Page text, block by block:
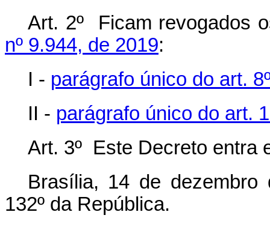
Art. 2º Ficam revogados
nº 9.944, de 2019:
I - parágrafo único do art.
II - parágrafo único do art.
Art. 3º Este Decreto entra
Brasília, 14 de dezembro
132º da República.